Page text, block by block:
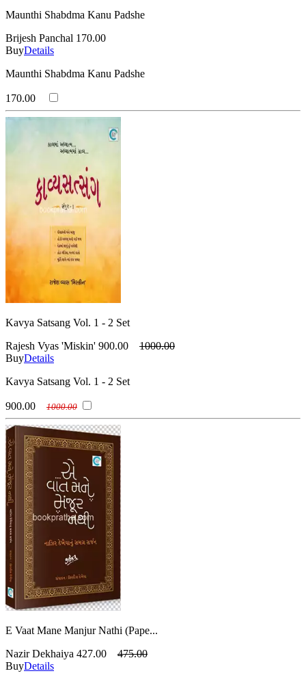
Maunthi Shabdma Kanu Padshe
Brijesh Panchal 170.00
BuyDetails
Maunthi Shabdma Kanu Padshe
170.00
Kavya Satsang Vol. 1 - 2 Set
Rajesh Vyas 'Miskin' 900.00
1000.00
BuyDetails
Kavya Satsang Vol. 1 - 2 Set
900.00 1000.00
E Vaat Mane Manjur Nathi (Pape...
Nazir Dekhaiya 427.00
475.00
BuyDetails